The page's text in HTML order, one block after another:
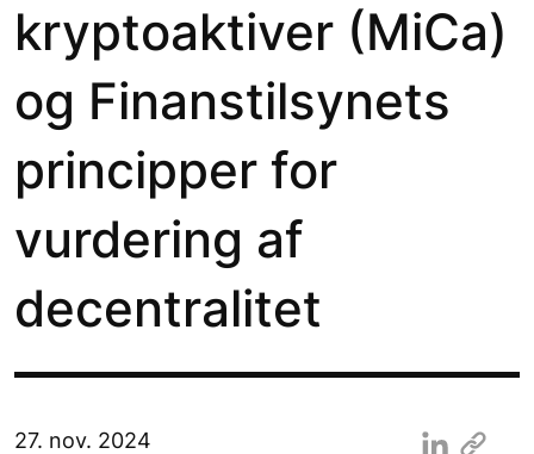
kryptoaktiver (MiCa)
og Finanstilsynets
principper for
vurdering af
decentralitet
27. nov. 2024